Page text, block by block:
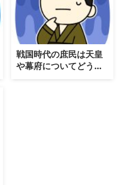
戦国時代の庶民は天皇
や幕府についてどう考
えていたの？